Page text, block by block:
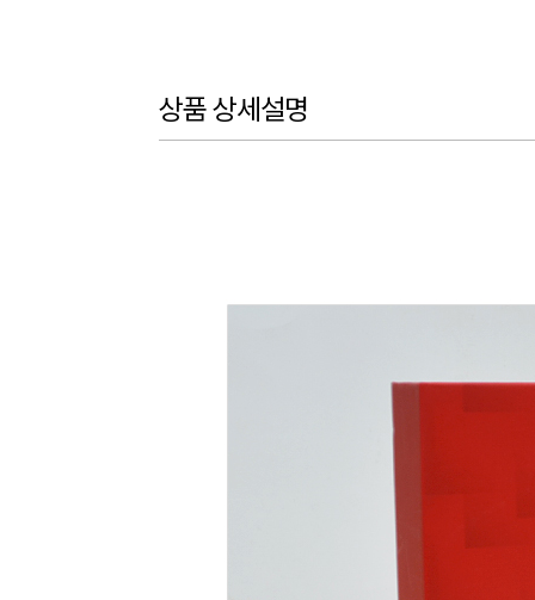
상품 상세설명